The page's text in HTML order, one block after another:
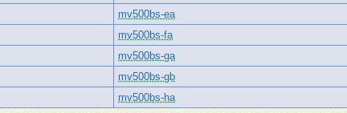
mv500bs-ea
mv500bs-fa
mv500bs-ga
mv500bs-gb
mv500bs-ha